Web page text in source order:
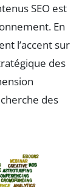
SEO est
En
l’accent sur
des
des